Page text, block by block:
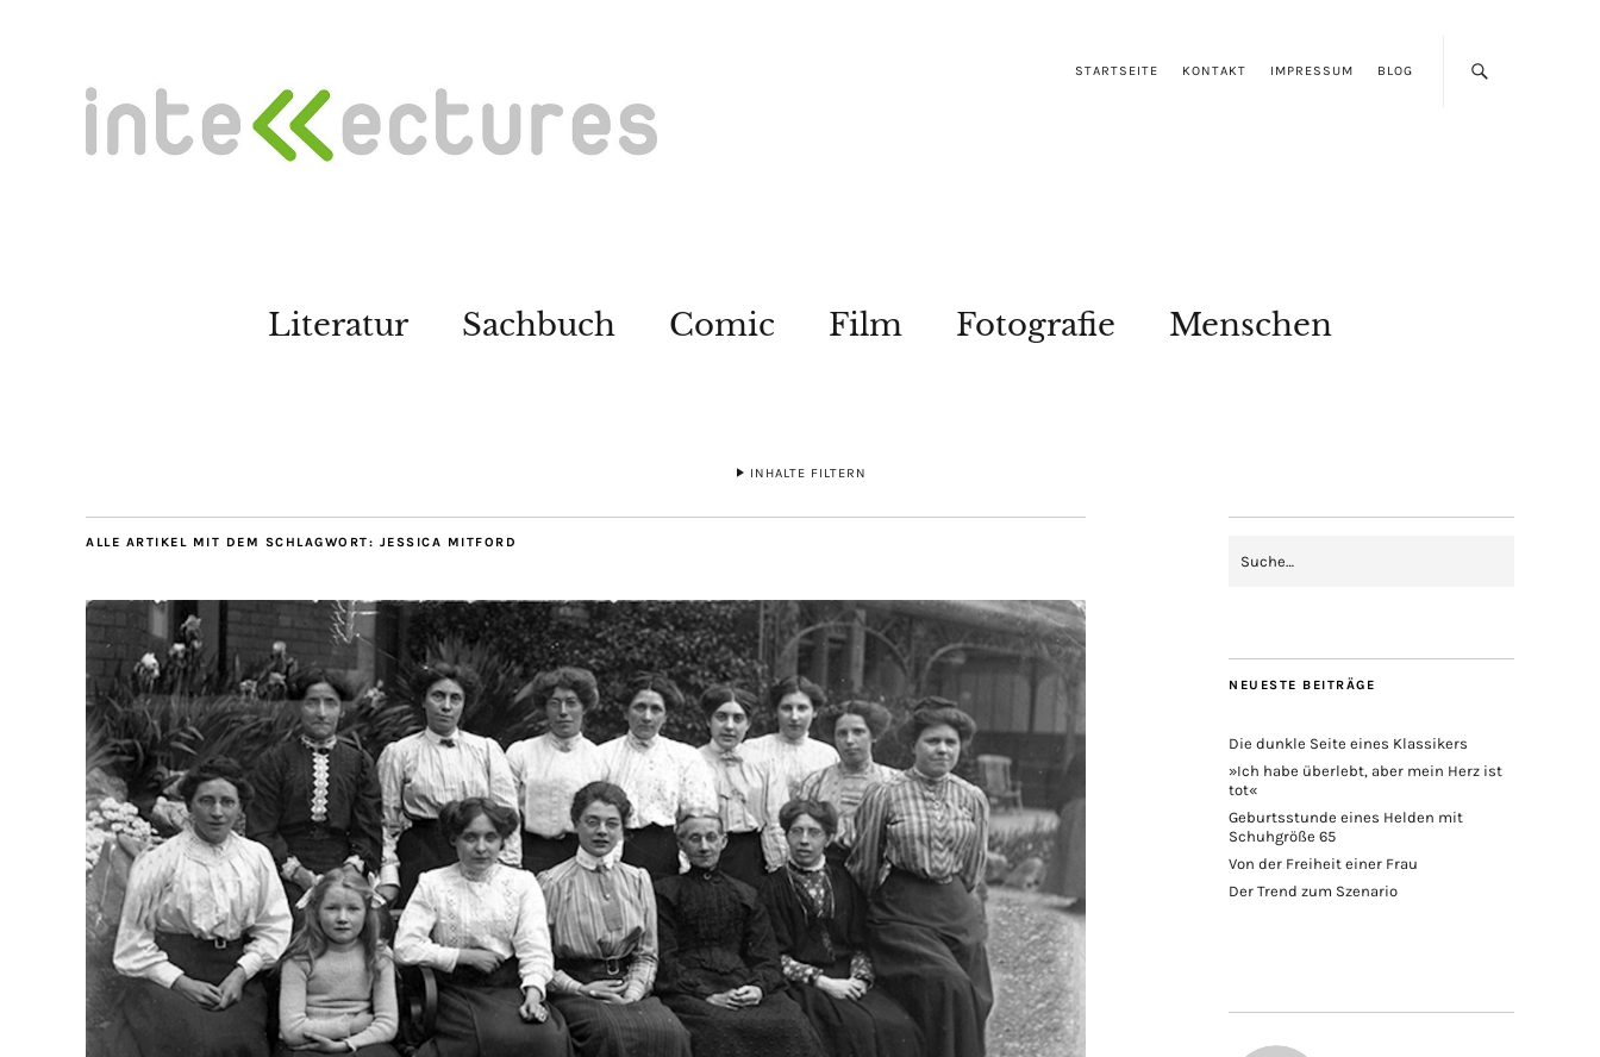
STARTSEITE KONTAKT IMPRESSUM BLOG
Literatur Sachbuch Comic Film Fotografie Menschen
INHALTE FILTERN
ALLE ARTIKEL MIT DEM SCHLAGWORT: JESSICA MITFORD
NEUESTE BEITRÄGE
Die dunkle Seite eines Klassikers
»Ich habe überlebt, aber mein Herz ist
tot«
Geburtsstunde eines Helden mit
Schuhgröße 65
Von der Freiheit einer Frau
Der Trend zum Szenario